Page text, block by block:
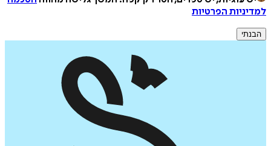
למדיניות הפרטיות
הבנתי